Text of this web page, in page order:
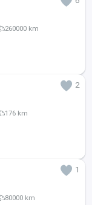
260000 km
2
176 km
1
80000 km